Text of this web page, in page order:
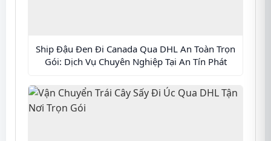
Ship Đậu Đen Đi Canada Qua DHL An Toàn Trọn
Gói: Dịch Vụ Chuyên Nghiệp Tại An Tín Phát